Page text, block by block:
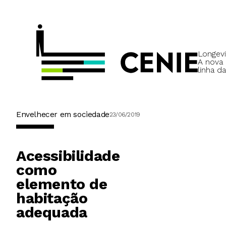
A nova
linha
Envelhecer em sociedade23/06/2019
Acessibilidade
como
elemento de
habitação
adequada